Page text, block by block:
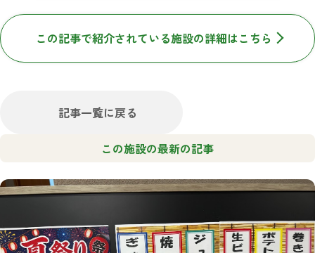
この記事で紹介されている施設の詳細はこちら
記事一覧に戻る
この施設の最新の記事